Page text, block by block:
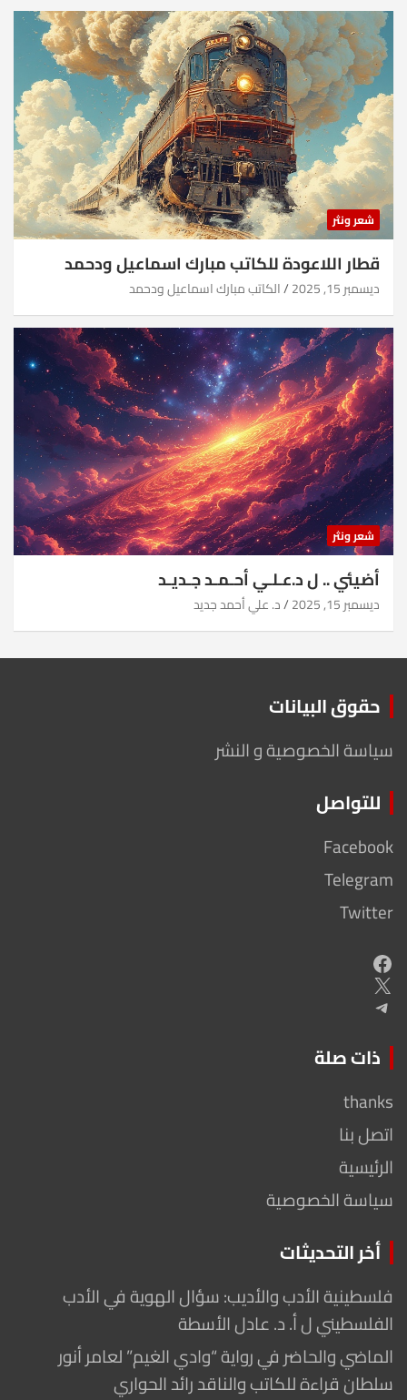
شعر ونثر
قطار اللاعودة للكاتب مبارك اسماعيل ودحمد
ديسمبر 15, 2025 الكاتب مبارك اسماعيل ودحمد
شعر ونثر
أضيئي .. ل د.عـلـي أحـمـد جـديـد
ديسمبر 15, 2025 د. علي أحمد جديد
حقوق البيانات
سياسة الخصوصية و النشر
للتواصل
Facebook
Telegram
Twitter
Facebook
X
Telegram
ذات صلة
thanks
اتصل بنا
الرئيسية
سياسة الخصوصية
أخر التحديثات
فلسطينية الأدب والأديب: سؤال الهوية في الأدب
الفلسطيني ل أ. د. عادل الأسطة
الماضي والحاضر في رواية “وادي الغيم” لعامر أنور
سلطان قراءة للكاتب والناقد رائد الحواري